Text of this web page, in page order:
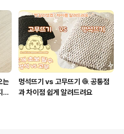
는
갑
멍석뜨기 vs 고무뜨기 🧶 공통점
과 차이점 쉽게 알려드려요